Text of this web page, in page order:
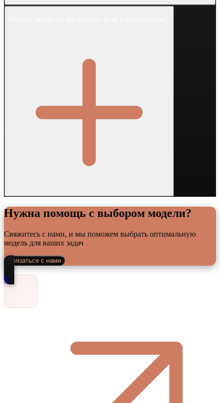
Нужна помощь с выбором модели?
Свяжитесь с нами, и мы поможем выбрать оптимальную
модель для ваших задач
Связаться с нами
Т